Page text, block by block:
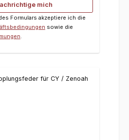
mich
Formulars akzeptiere ich die
sowie die
.